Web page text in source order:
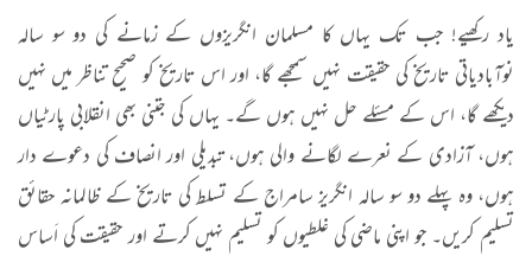
یاد رکھیے! جب تک یہاں کا مسلمان انگریزوں کے زمانے کی دو سو سالہ
نوآبادیاتی تاریخ کی حقیقت نہیں سمجھے گا، اور اس تاریخ کو صحیح تناظر میں نہیں
دیکھے گا، اس کے مسئلے حل نہیں ہوں گے۔ یہاں کی جتنی بھی انقلابی پارٹیاں
ہوں، آزادی کے نعرے لگانے والی ہوں، تبدیلی اور انصاف کی دعوے دار
ہوں، وہ پہلے دو سو سالہ انگریز سامراج کے تسلط کی تاریخ کے ظالمانہ حقائق
تسلیم کریں۔ جو اپنی ماضی کی غلطیوں کو تسلیم نہیں کرتے اور حقیقت کی اَساس